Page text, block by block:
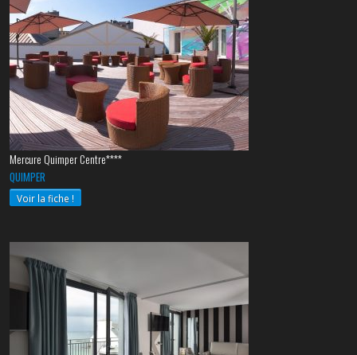
Mercure Quimper Centre****
QUIMPER
Voir la fiche !